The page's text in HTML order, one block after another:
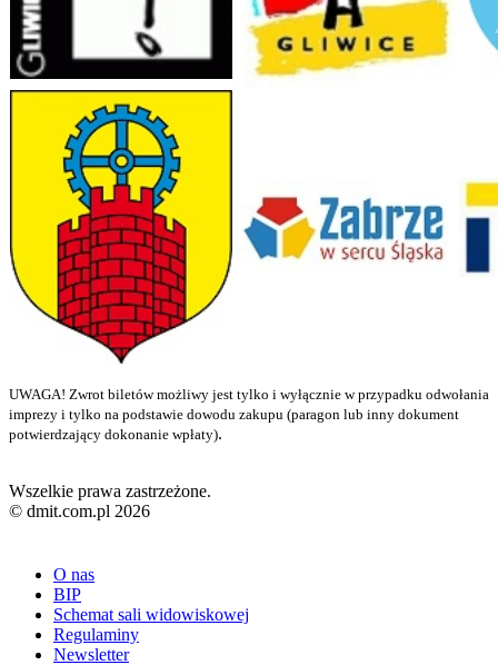
UWAGA! Zwrot biletów możliwy jest tylko i wyłącznie w przypadku odwołania
imprezy i tylko na podstawie dowodu zakupu (paragon lub inny dokument
potwierdzający dokonanie wpłaty).
Wszelkie prawa zastrzeżone.
© dmit.com.pl 2026
O nas
BIP
Schemat sali widowiskowej
Regulaminy
Newsletter